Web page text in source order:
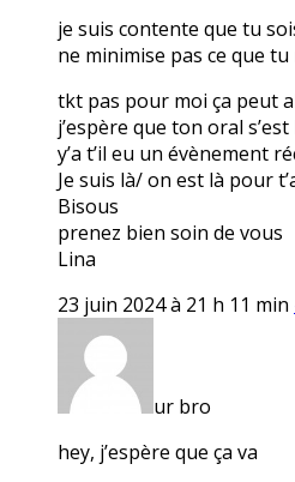
je suis contente que tu
ne minimise pas ce que
tkt pas pour moi ça peut
j’espère que ton oral
y’a t’il eu un évènement
Je suis là/ on est là pour
Bisous
prenez bien soin de vous
Lina
23 juin 2024 à 21 h 11 min
ur bro
hey, j’espère que ça va